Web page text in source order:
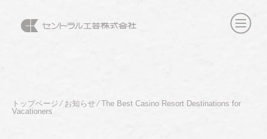
トップページ⁄ お知らせ⁄The Best Casino Resort Destinations for
Vacationers